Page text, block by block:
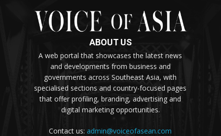
ABOUT US
A web portal that showcases the latest news
and developments from business and
governments across Southeast Asia, with
specialised sections and country-focused pages
that offer profiling, branding, advertising and
digital marketing opportunities.
Contact us:admin@voiceofasean.com